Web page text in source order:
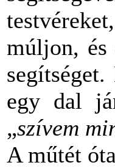
múljon, és
egy dal
„szívem
A műtét